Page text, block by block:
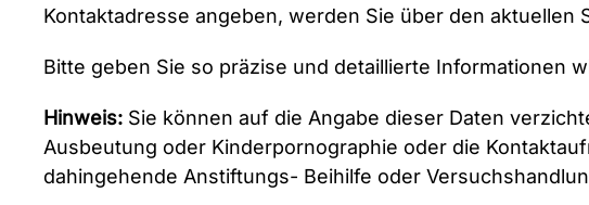
Kontaktadresse angeben, werden Sie über den aktuellen
Bitte geben Sie so präzise und detaillierte Informationen
Hinweis: Sie können auf die Angabe dieser Daten
Ausbeutung oder Kinderpornographie oder die
dahingehende Anstiftungs- Beihilfe oder